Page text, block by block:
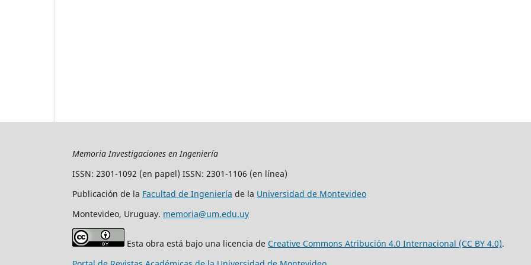
Memoria Investigaciones en Ingeniería
ISSN: 2301-1092 (en papel) ISSN: 2301-1106 (en línea)
Publicación de la Facultad de Ingeniería de la Universidad de Montevideo
Montevideo, Uruguay. memoria@um.edu.uy
Esta obra está bajo una licencia de Creative Commons Atribución 4.0 Internacional (CC BY 4.0).